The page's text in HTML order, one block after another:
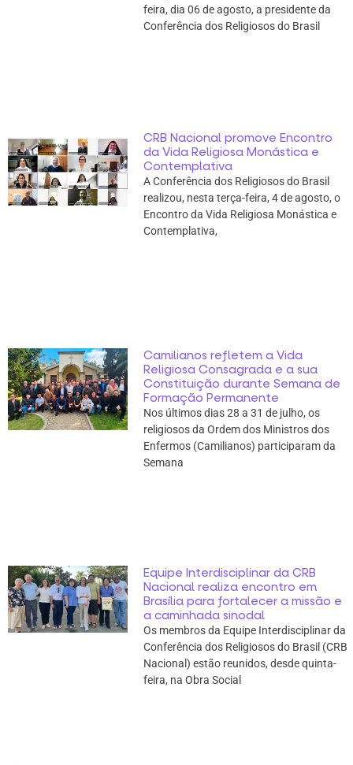
feira, dia 06 de agosto, a presidente da
Conferência dos Religiosos do Brasil
CRB Nacional promove Encontro
da Vida Religiosa Monástica e
Contemplativa
A Conferência dos Religiosos do Brasil
realizou, nesta terça-feira, 4 de agosto, o
Encontro da Vida Religiosa Monástica e
Contemplativa,
Camilianos refletem a Vida
Religiosa Consagrada e a sua
Constituição durante Semana de
Formação Permanente
Nos últimos dias 28 a 31 de julho, os
religiosos da Ordem dos Ministros dos
Enfermos (Camilianos) participaram da
Semana
Equipe Interdisciplinar da CRB
Nacional realiza encontro em
Brasília para fortalecer a missão e
a caminhada sinodal
Os membros da Equipe Interdisciplinar da
Conferência dos Religiosos do Brasil (CRB
Nacional) estão reunidos, desde quinta-
feira, na Obra Social